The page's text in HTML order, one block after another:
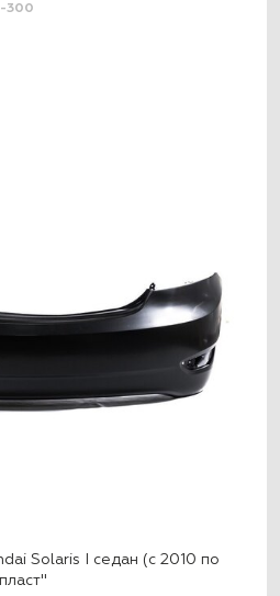
300
Solaris I седан (c 2010 по